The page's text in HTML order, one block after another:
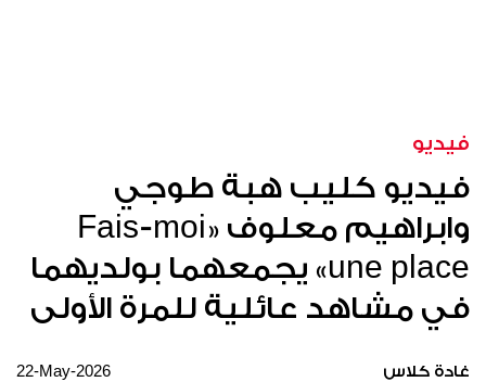
فيديو
فيديو كليب هبة طوجي
وابراهيم معلوف «Fais-moi
une place» يجمعهما بولديهما
في مشاهد عائلية للمرة الأولى
غادة كلاس 22-May-2026